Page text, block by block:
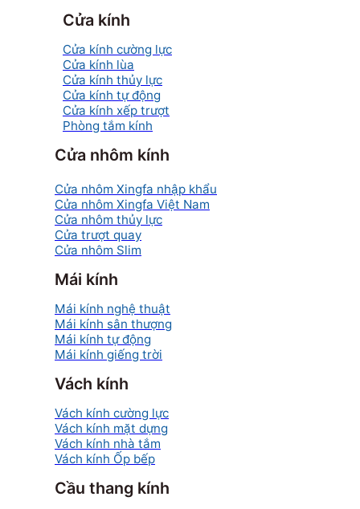
Cửa kính
Cửa kính cường lực
Cửa kính lùa
Cửa kính thủy lực
Cửa kính tự động
Cửa kính xếp trượt
Phòng tắm kính
Cửa nhôm kính
Cửa nhôm Xingfa nhập khẩu
Cửa nhôm Xingfa Việt Nam
Cửa nhôm thủy lực
Cửa trượt quay
Cửa nhôm Slim
Mái kính
Mái kính nghệ thuật
Mái kính sân thượng
Mái kính tự động
Mái kính giếng trời
Vách kính
Vách kính cường lực
Vách kính mặt dựng
Vách kính nhà tắm
Vách kính Ốp bếp
Cầu thang kính